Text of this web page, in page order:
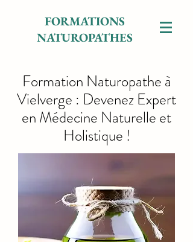
FORMATIONS
NATUROPATHES
Formation Naturopathe à
Vielverge : Devenez Expert
en Médecine Naturelle et
Holistique !